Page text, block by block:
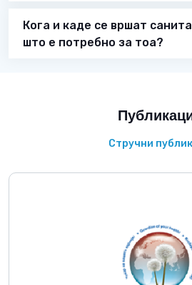
Кога и каде се вршат
што е потребно за тоа?
Стручни